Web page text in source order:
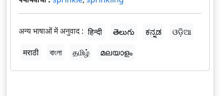
अन्य भाषाओं में अनुवाद : हिन्दी తెలుగు ಕನ್ನಡ
ଓଡ଼ିଆ
मराठी
বাংলা தமிழ் മലയാളം